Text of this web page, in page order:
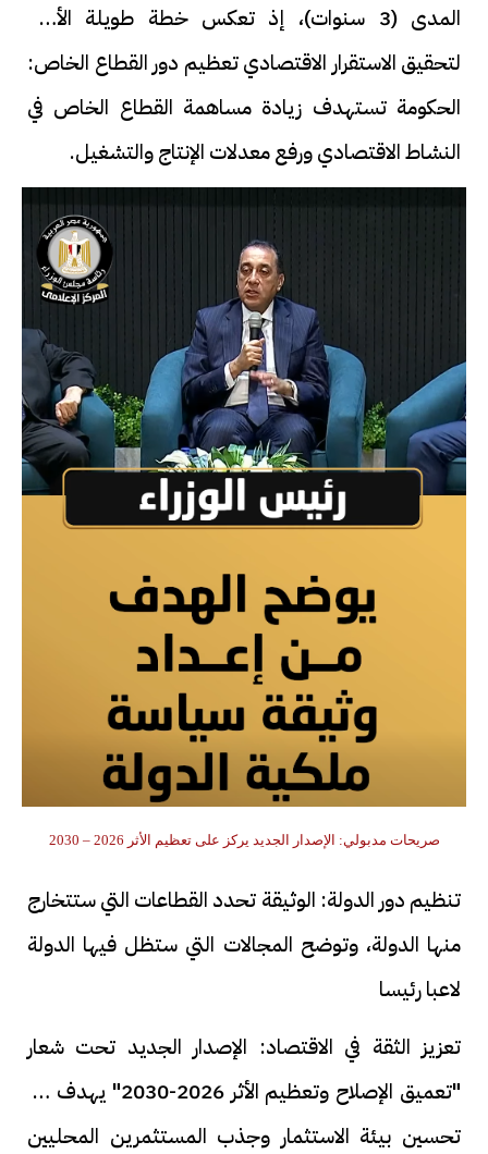
المدى (3 سنوات)، إذ تعكس خطة طويلة الأجل
لتحقيق الاستقرار الاقتصادي تعظيم دور القطاع الخاص:
الحكومة تستهدف زيادة مساهمة القطاع الخاص في
النشاط الاقتصادي ورفع معدلات الإنتاج والتشغيل.
صريحات مدبولي: الإصدار الجديد يركز على تعظيم الأثر 2026 – 2030
تنظيم دور الدولة: الوثيقة تحدد القطاعات التي ستتخارج
منها الدولة، وتوضح المجالات التي ستظل فيها الدولة
لاعبا رئيسا
تعزيز الثقة في الاقتصاد: الإصدار الجديد تحت شعار
"تعميق الإصلاح وتعظيم الأثر 2026-2030" يهدف إلى
تحسين بيئة الاستثمار وجذب المستثمرين المحليين